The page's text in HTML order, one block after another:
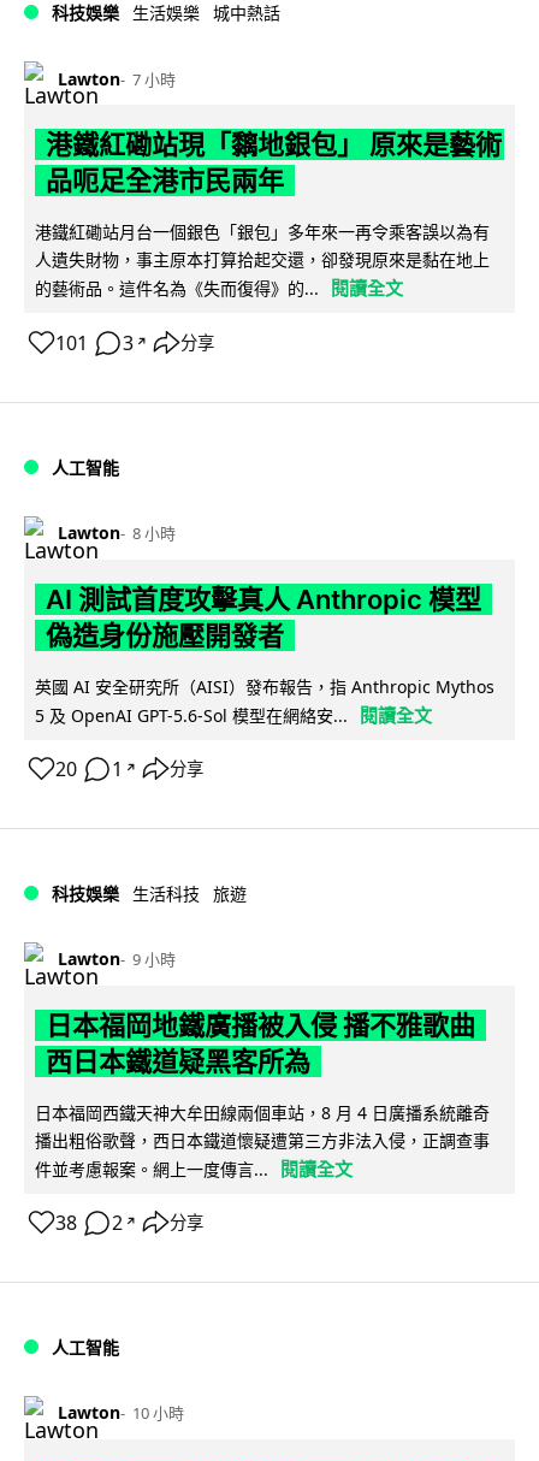
科技娛樂 生活娛樂 城中熱話
Lawton 7 小時
港鐵紅磡站現「黐地銀包」 原來是藝術
品呃足全港市民兩年
港鐵紅磡站月台一個銀色「銀包」多年來一再令乘客誤以為有
人遺失財物，事主原本打算拾起交還，卻發現原來是黏在地上
的藝術品。這件名為《失而復得》的...
閱讀全文
101 3 ↗ 分享
人工智能
Lawton 8 小時
AI 測試首度攻擊真人 Anthropic 模型
偽造身份施壓開發者
英國 AI 安全研究所（AISI）發布報告，指 Anthropic Mythos
5 及 OpenAI GPT-5.6-Sol 模型在網絡安...
閱讀全文
20 1 ↗ 分享
科技娛樂 生活科技 旅遊
Lawton 9 小時
日本福岡地鐵廣播被入侵 播不雅歌曲
西日本鐵道疑黑客所為
日本福岡西鐵天神大牟田線兩個車站，8 月 4 日廣播系統離奇
播出粗俗歌聲，西日本鐵道懷疑遭第三方非法入侵，正調查事
件並考慮報案。網上一度傳言...
閱讀全文
38 2 ↗ 分享
人工智能
Lawton 10 小時